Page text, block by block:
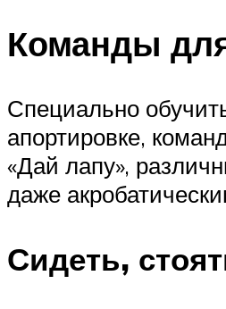
Команды
Специально
апортировке,
«Дай лапу»,
даже
Сидеть,